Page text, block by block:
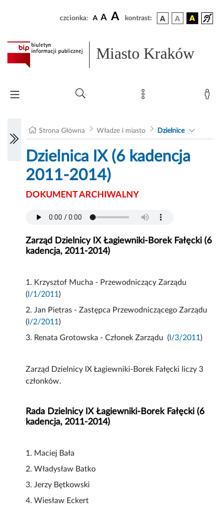
czcionka: A A A kontrast:
Miasto Kraków
Strona Główna Władze i miasto Dzielnice
Dzielnica IX (6 kadencja
2011-2014)
DOKUMENT ARCHIWALNY
Zarząd Dzielnicy IX Łagiewniki-Borek Fałęcki (6
kadencja, 2011-2014)
1. Krzysztof Mucha - Przewodniczący Zarządu
( I/1/2011)
2. Jan Pietras - Zastępca Przewodniczącego Zarządu
( I/2/2011)
3. Renata Grotowska - Członek Zarządu ( I/3/2011)
Zarząd Dzielnicy IX Łagiewniki-Borek Fałęcki liczy 3
członków.
Rada Dzielnicy IX Łagiewniki-Borek Fałęcki (6
kadencja, 2011-2014)
1. Maciej Bała
2. Władysław Batko
3. Jerzy Bętkowski
4. Wiesław Eckert